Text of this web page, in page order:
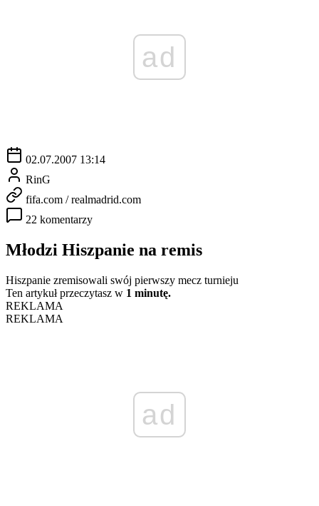
ad
02.07.2007 13:14
RinG
fifa.com / realmadrid.com
22 komentarzy
Młodzi Hiszpanie na remis
Hiszpanie zremisowali swój pierwszy mecz turnieju
Ten artykuł przeczytasz w 1 minutę.
REKLAMA
REKLAMA
ad